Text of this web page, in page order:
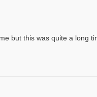
but this was quite a long